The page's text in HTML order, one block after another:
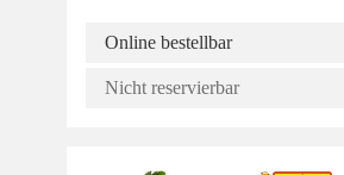
Online bestellbar
Nicht reservierbar